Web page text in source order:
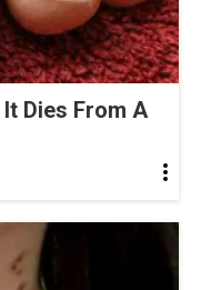
Dies From A